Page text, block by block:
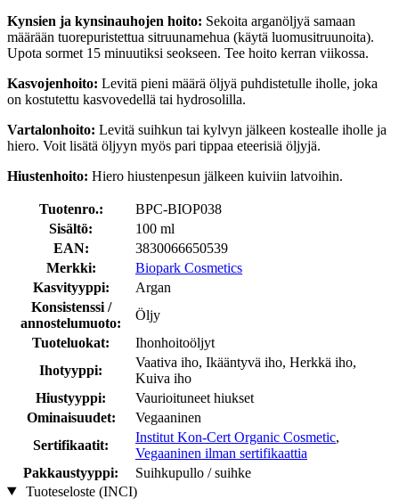
Kynsien ja kynsinauhojen hoito: Sekoita arganöljyä samaan
määrään tuorepuristettua sitruunamehua (käytä luomusitruunoita).
Upota sormet 15 minuutiksi seokseen. Tee hoito kerran viikossa.
Kasvojenhoito: Levitä pieni määrä öljyä puhdistetulle iholle, joka
on kostutettu kasvovedellä tai hydrosolilla.
Vartalonhoito: Levitä suihkun tai kylvyn jälkeen kostealle iholle ja
hiero. Voit lisätä öljyyn myös pari tippaa eteerisiä öljyjä.
Hiustenhoito: Hiero hiustenpesun jälkeen kuiviin latvoihin.
Tuotenro.:
BPC-BIOP038
Sisältö:
100 ml
EAN:
3830066650539
Merkki:
Biopark Cosmetics
Kasvityyppi:
Argan
Konsistenssi /
annostelumuoto:
Öljy
Tuoteluokat:
Ihonhoitoöljyt
Ihotyyppi:
Vaativa iho, Ikääntyvä iho, Herkkä iho,
Kuiva iho
Hiustyyppi:
Vaurioituneet hiukset
Ominaisuudet:
Vegaaninen
Sertifikaatit:
Institut Kon-Cert Organic Cosmetic,
Vegaaninen ilman sertifikaattia
Pakkaustyyppi:
Suihkupullo / suihke
Tuoteseloste (INCI)